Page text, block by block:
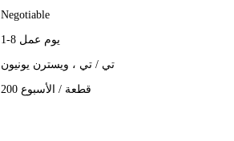
Negotiable
1-8 يوم عمل
تي / تي ، ويسترن يونيون
200 قطعة / الأسبوع